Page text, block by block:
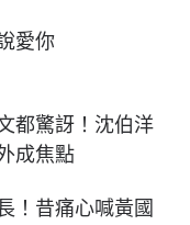
愛你
都驚訝！沈伯洋
成焦點
！昔痛心喊黃國